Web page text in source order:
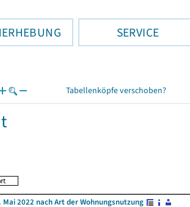
SERVICE
Tabellenköpfe verschoben?
2022 nach Art der Wohnungsnutzung